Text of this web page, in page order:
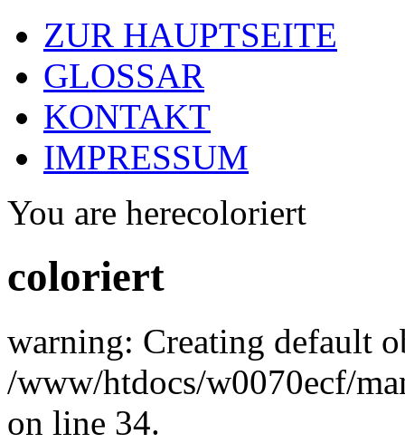
ZUR HAUPTSEITE
GLOSSAR
KONTAKT
IMPRESSUM
You are herecoloriert
coloriert
warning: Creating default
/www/htdocs/w0070ecf/
on line 34.